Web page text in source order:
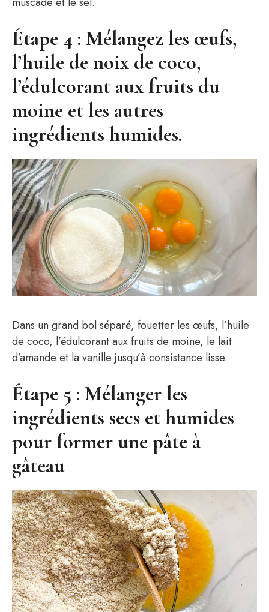
Étape 4 : Mélangez les œufs,
l’huile de noix de coco,
l’édulcorant aux fruits du
moine et les autres
ingrédients humides.
Dans un grand bol séparé, fouetter les œufs, l’huile
de coco, l’édulcorant aux fruits de moine, le lait
d’amande et la vanille jusqu’à consistance lisse.
Étape 5 : Mélanger les
ingrédients secs et humides
pour former une pâte à
gâteau